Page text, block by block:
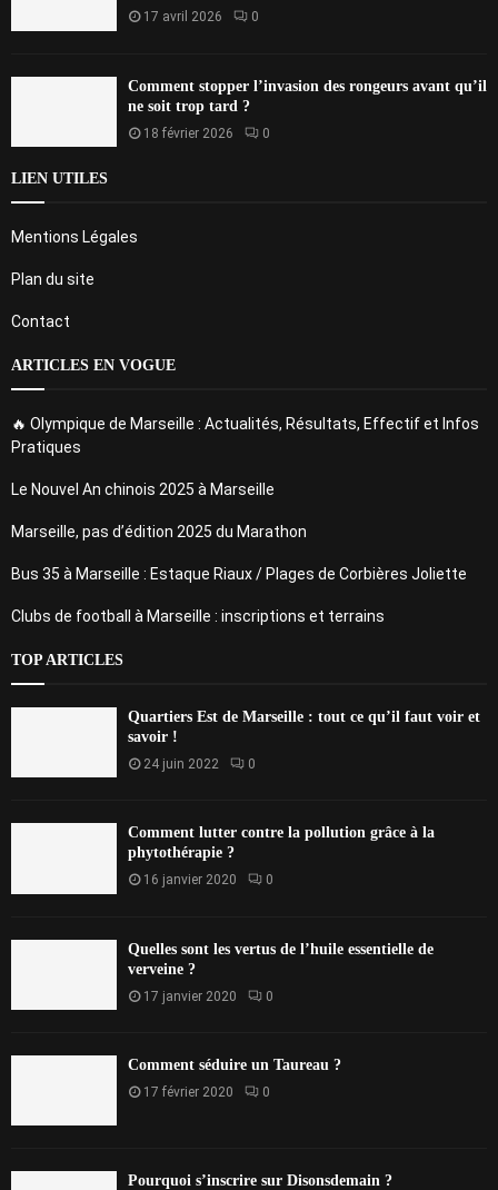
17 avril 2026 0
Comment stopper l’invasion des rongeurs avant qu’il
ne soit trop tard ?
18 février 2026 0
LIEN UTILES
Mentions Légales
Plan du site
Contact
ARTICLES EN VOGUE
🔥 Olympique de Marseille : Actualités, Résultats, Effectif et Infos
Pratiques
Le Nouvel An chinois 2025 à Marseille
Marseille, pas d’édition 2025 du Marathon
Bus 35 à Marseille : Estaque Riaux / Plages de Corbières Joliette
Clubs de football à Marseille : inscriptions et terrains
TOP ARTICLES
Quartiers Est de Marseille : tout ce qu’il faut voir et
savoir !
24 juin 2022 0
Comment lutter contre la pollution grâce à la
phytothérapie ?
16 janvier 2020 0
Quelles sont les vertus de l’huile essentielle de
verveine ?
17 janvier 2020 0
Comment séduire un Taureau ?
17 février 2020 0
Pourquoi s’inscrire sur Disonsdemain ?